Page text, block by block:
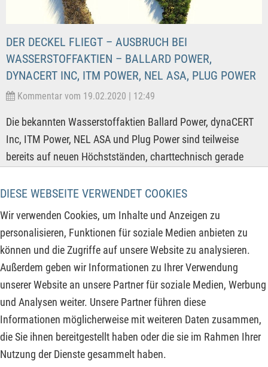
DIESE WEBSEITE VERWENDET COOKIES
Wir verwenden Cookies, um Inhalte und Anzeigen zu
personalisieren, Funktionen für soziale Medien anbieten zu
können und die Zugriffe auf unsere Website zu analysieren.
Außerdem geben wir Informationen zu Ihrer Verwendung
unserer Website an unsere Partner für soziale Medien, Werbung
und Analysen weiter. Unsere Partner führen diese
Informationen möglicherweise mit weiteren Daten zusammen,
die Sie ihnen bereitgestellt haben oder die sie im Rahmen Ihrer
Nutzung der Dienste gesammelt haben.
DER DECKEL FLIEGT – AUSBRUCH BEI
WASSERSTOFFAKTIEN – BALLARD POWER,
DYNACERT INC, ITM POWER, NEL ASA, PLUG POWER
Kommentar vom 19.02.2020 | 12:49
Die bekannten Wasserstoffaktien Ballard Power, dynaCERT
Inc, ITM Power, NEL ASA und Plug Power sind teilweise
bereits auf neuen Höchstständen, charttechnisch gerade
Anlaufen neuer Hochpunkte. Daher der heutige Fokus auf die
Charttechnik, denn nicht alle Wasserstoffunternehmen sind
bereits profitabel und müssen daher in die aktuellen
Bewertungen erst noch hineinwachsen.
Um Währungsschwankungen auszuschließen und eine
entsprechende Kurshistorie vorweisen zu können, wird die
Aktien an der jeweiligen Hauptbörse betrachtet.
ZUM KOMMENTAR